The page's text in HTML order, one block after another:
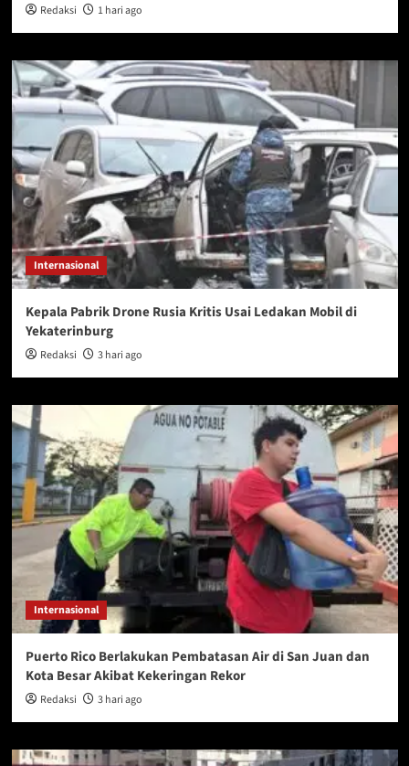
Redaksi 1 hari ago
Internasional
Kepala Pabrik Drone Rusia Kritis Usai Ledakan Mobil di
Yekaterinburg
Redaksi 3 hari ago
Internasional
Puerto Rico Berlakukan Pembatasan Air di San Juan dan
Kota Besar Akibat Kekeringan Rekor
Redaksi 3 hari ago